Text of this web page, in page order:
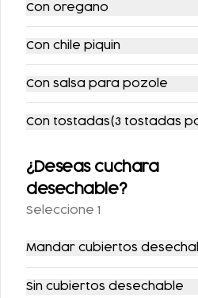
DOBLE DOBLETE
$494.00
Con oregano
Con chile piquin
Con salsa para pozole
Con tostadas(3 tostadas
¿Deseas cuchara
desechable?
Seleccione 1
Mandar cubiertos
Sin cubiertos desechable